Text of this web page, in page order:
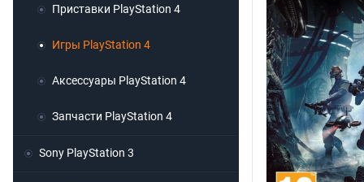
Приставки PlayStation 4
Игры PlayStation 4
Аксессуары PlayStation 4
Запчасти PlayStation 4
Sony PlayStation 3